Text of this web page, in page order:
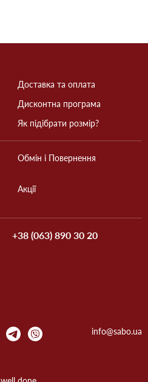
Доставка та оплата
Дисконтна програма
Як підібрати розмір?
Обмін і Повернення
Акції
+38 (063) 890 30 20
info@sabo.ua